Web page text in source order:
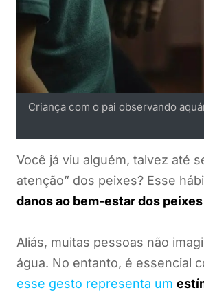
Criança com o pai observando
Você já viu alguém, talvez até
atenção” dos peixes? Esse
danos ao bem-estar dos
Aliás, muitas pessoas não
água. No entanto, é essencial
esse gesto representa um